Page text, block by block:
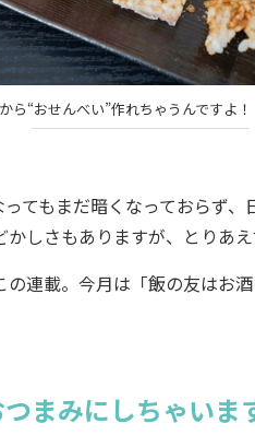
ら“おせんべい”作れちゃうんですよ！
てもまだ暗くなっておらず
しさもありますが、とりあ
連載。今月は「飯の友はお
まみにしちゃいま